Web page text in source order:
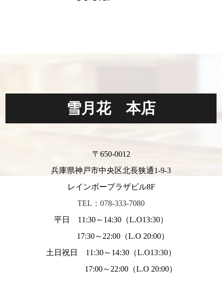
雪月花 本店
〒650-0012
兵庫県神戸市中央区北長狭通1-9-3
レインボープラザビル8F
TEL：078-333-7080
平日 11:30～14:30（L.O13:30）
17:30～22:00（L.O 20:00）
土日祝日 11:30～14:30（L.O13:30）
17:00～22:00（L.O 20:00）